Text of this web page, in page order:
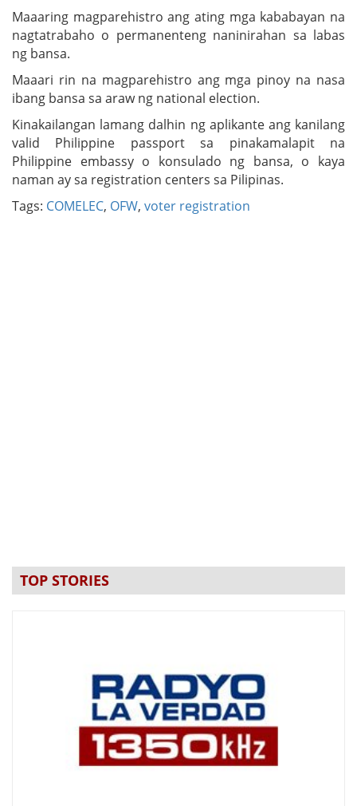
Maaaring magparehistro ang ating mga kababayan na
nagtatrabaho o permanenteng naninirahan sa labas
ng bansa.
Maaari rin na magparehistro ang mga pinoy na nasa
ibang bansa sa araw ng national election.
Kinakailangan lamang dalhin ng aplikante ang kanilang
valid Philippine passport sa pinakamalapit na
Philippine embassy o konsulado ng bansa, o kaya
naman ay sa registration centers sa Pilipinas.
Tags: COMELEC, OFW, voter registration
TOP STORIES